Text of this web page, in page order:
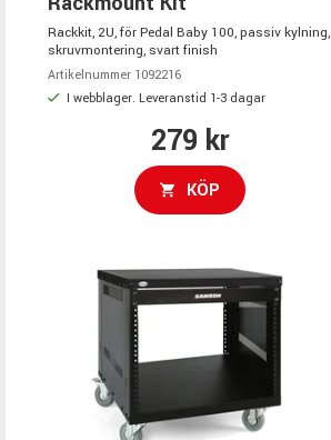
Rackkit, 2U, för Pedal Baby 100, passiv kylning,
skruvmontering, svart finish
Artikelnummer 1092216
I webblager. Leveranstid 1-3 dagar
279 kr
KÖP